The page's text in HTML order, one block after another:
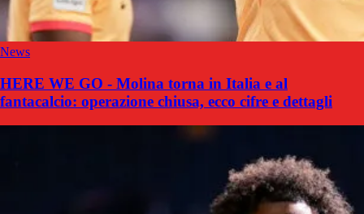
News
HERE WE GO - Molina torna in Italia e al
fantacalcio: operazione chiusa, ecco cifre e dettagli